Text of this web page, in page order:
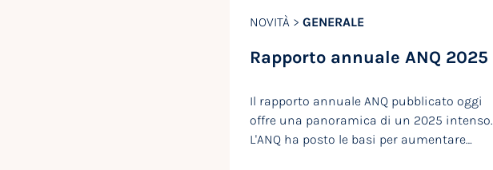
NOVITÀ > GENERALE
Rapporto annuale ANQ 2025
Il rapporto annuale ANQ pubblicato oggi
offre una panoramica di un 2025 intenso.
L'ANQ ha posto le basi per aumentare…